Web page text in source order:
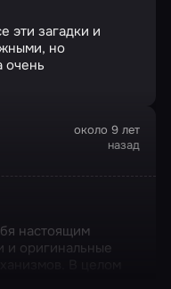
эти загадки и
но
очень
около 9 лет
назад
настоящим
и оригинальные